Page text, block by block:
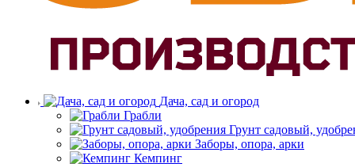
Дача, сад и огород
Грабли
Грунт садовый,
Заборы, опора, арки
Кемпинг